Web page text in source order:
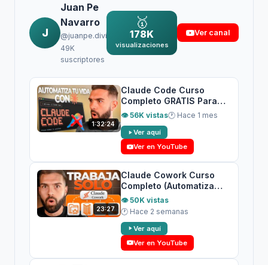
J
Juan Pe
Navarro
@juanpe.divisual
49K
suscriptores
🥇
178K
visualizaciones
Ver canal
1:32:24
Claude Code Curso
Completo GRATIS Para
Principiantes 2026
👁 56K vistas🕐 Hace 1 mes
Ver aquí
Ver en YouTube
23:27
Claude Cowork Curso
Completo (Automatiza
Todo)
👁 50K vistas
🕐 Hace 2 semanas
Ver aquí
Ver en YouTube